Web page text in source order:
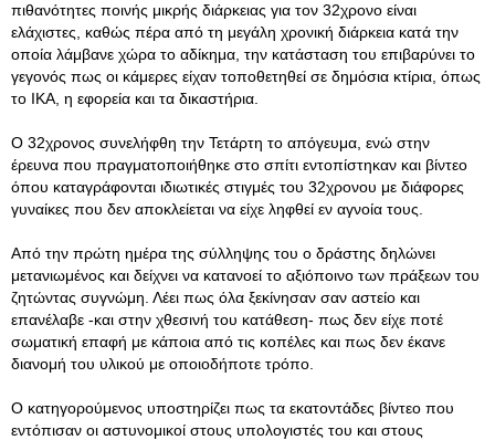
πιθανότητες ποινής μικρής διάρκειας για τον 32χρονο είναι
ελάχιστες, καθώς πέρα από τη μεγάλη χρονική διάρκεια κατά την
οποία λάμβανε χώρα το αδίκημα, την κατάσταση του επιβαρύνει το
γεγονός πως οι κάμερες είχαν τοποθετηθεί σε δημόσια κτίρια, όπως
το ΙΚΑ, η εφορεία και τα δικαστήρια.
Ο 32χρονος συνελήφθη την Τετάρτη το απόγευμα, ενώ στην
έρευνα που πραγματοποιήθηκε στο σπίτι εντοπίστηκαν και βίντεο
όπου καταγράφονται ιδιωτικές στιγμές του 32χρονου με διάφορες
γυναίκες που δεν αποκλείεται να είχε ληφθεί εν αγνοία τους.
Aπό την πρώτη ημέρα της σύλληψης του o δράστης δηλώνει
μετανιωμένος και δείχνει να κατανοεί το αξιόποινο των πράξεων του
ζητώντας συγνώμη. Λέει πως όλα ξεκίνησαν σαν αστείο και
επανέλαβε -και στην χθεσινή του κατάθεση- πως δεν είχε ποτέ
σωματική επαφή με κάποια από τις κοπέλες και πως δεν έκανε
διανομή του υλικού με οποιοδήποτε τρόπο.
Ο κατηγορούμενος υποστηρίζει πως τα εκατοντάδες βίντεο που
εντόπισαν οι αστυνομικοί στους υπολογιστές του και στους